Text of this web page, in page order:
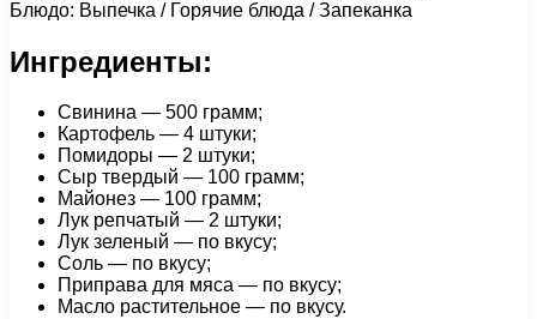
Блюдо: Выпечка / Горячие блюда / Запеканка
Ингредиенты:
Свинина — 500 грамм;
Картофель — 4 штуки;
Помидоры — 2 штуки;
Сыр твердый — 100 грамм;
Майонез — 100 грамм;
Лук репчатый — 2 штуки;
Лук зеленый — по вкусу;
Соль — по вкусу;
Приправа для мяса — по вкусу;
Масло растительное — по вкусу.